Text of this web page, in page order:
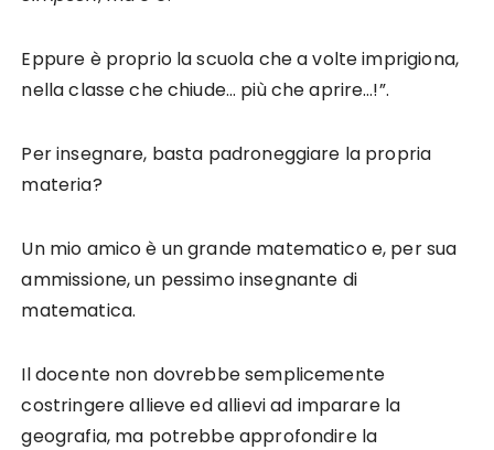
Eppure è proprio la scuola che a volte imprigiona,
nella classe che chiude… più che aprire…!”.
Per insegnare, basta padroneggiare la propria
materia?
Un mio amico è un grande matematico e, per sua
ammissione, un pessimo insegnante di
matematica.
Il docente non dovrebbe semplicemente
costringere allieve ed allievi ad imparare la
geografia, ma potrebbe approfondire la